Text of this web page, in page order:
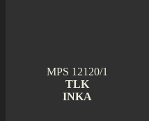
MPS 12120/1
TLK
INKA